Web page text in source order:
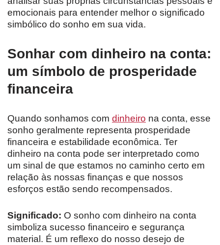
emocionais para entender melhor o significado
simbólico do sonho em sua vida.
Sonhar com dinheiro na conta:
um símbolo de prosperidade
financeira
Quando sonhamos com dinheiro na conta, esse
sonho geralmente representa prosperidade
financeira e estabilidade econômica. Ter
dinheiro na conta pode ser interpretado como
um sinal de que estamos no caminho certo em
relação às nossas finanças e que nossos
esforços estão sendo recompensados.
Significado: O sonho com dinheiro na conta
simboliza sucesso financeiro e segurança
material. É um reflexo do nosso desejo de